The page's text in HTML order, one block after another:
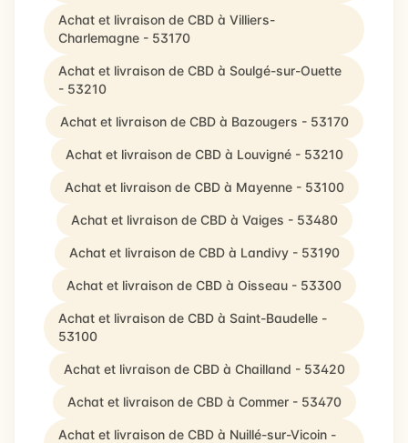
Achat et livraison de CBD à Villiers-
Charlemagne - 53170
Achat et livraison de CBD à Soulgé-sur-Ouette
- 53210
Achat et livraison de CBD à Bazougers - 53170
Achat et livraison de CBD à Louvigné - 53210
Achat et livraison de CBD à Mayenne - 53100
Achat et livraison de CBD à Vaiges - 53480
Achat et livraison de CBD à Landivy - 53190
Achat et livraison de CBD à Oisseau - 53300
Achat et livraison de CBD à Saint-Baudelle -
53100
Achat et livraison de CBD à Chailland - 53420
Achat et livraison de CBD à Commer - 53470
Achat et livraison de CBD à Nuillé-sur-Vicoin -